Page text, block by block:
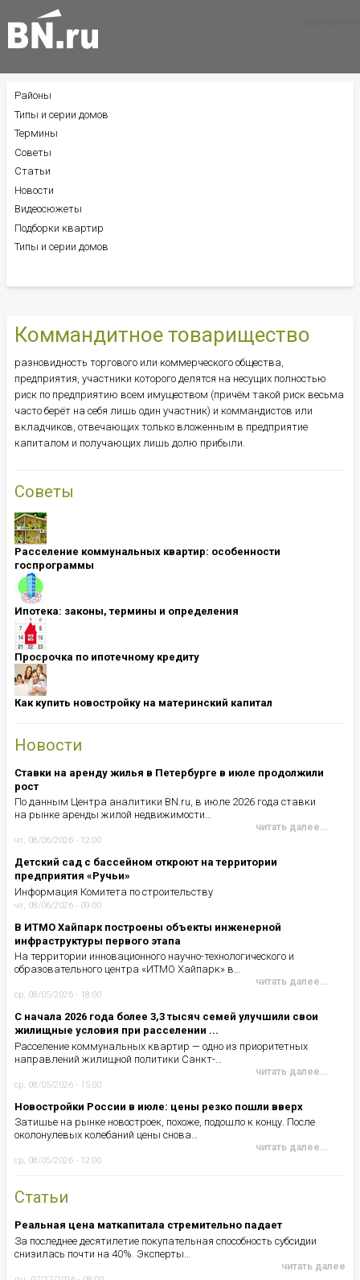
Коммандитное товарищество
разновидность торгового или коммерческого общества,
предприятия, участники которого делятся на несущих полностью
риск по предприятию всем имуществом (причём такой риск весьма
часто берёт на себя лишь один участник) и коммандистов или
вкладчиков, отвечающих только вложенным в предприятие
капиталом и получающих лишь долю прибыли.
Советы
Расселение коммунальных квартир: особенности
госпрограммы
Ипотека: ​​​​​​​законы, термины и определения
Просрочка по ипотечному кредиту
Как купить новостройку на материнский капитал
Новости
Ставки на аренду жилья в Петербурге в июле продолжили
рост
По данным Центра аналитики BN.ru, в июле 2026 года ставки
на рынке аренды жилой недвижимости…
читать далее...
чт, 08/06/2026 - 12:00
Детский сад с бассейном откроют на территории
предприятия «Ручьи»
Информация Комитета по строительству
чт, 08/06/2026 - 09:00
В ИТМО Хайпарк построены объекты инженерной
инфраструктуры первого этапа
На территории инновационного научно-технологического и
образовательного центра «ИТМО Хайпарк» в…
читать далее...
ср, 08/05/2026 - 18:00
С начала 2026 года более 3,3 тысяч семей улучшили свои
жилищные условия при расселении ...
Расселение коммунальных квартир — одно из приоритетных
направлений жилищной политики Санкт-…
читать далее...
ср, 08/05/2026 - 15:00
Новостройки России в июле: цены резко пошли вверх
Затишье на рынке новостроек, похоже, подошло к концу. После
околонулевых колебаний цены снова…
читать далее...
ср, 08/05/2026 - 12:00
Статьи
Реальная цена маткапитала стремительно падает
За последнее десятилетие покупательная способность субсидии
снизилась почти на 40%. Эксперты…
читать далее
БОКОВОЕ
МЕНЮ
Районы
Типы и серии домов
Термины
Советы
Статьи
Новости
Видеосюжеты
Подборки квартир
Типы и серии домов